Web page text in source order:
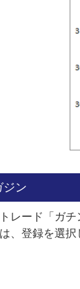
ジン
レード「ガ
、登録を選